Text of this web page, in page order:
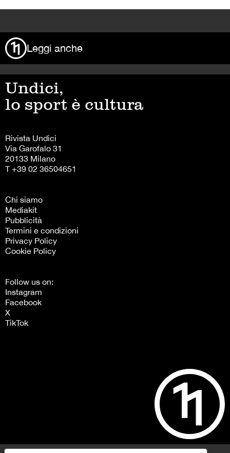
Leggi anche
Undici,
lo sport è cultura
Rivista Undici
Via Garofalo 31
20133 Milano
T +39 02 36504651
Chi siamo
Mediakit
Pubblicità
Termini e condizioni
Privacy Policy
Cookie Policy
Follow us on:
Instagram
Facebook
X
TikTok